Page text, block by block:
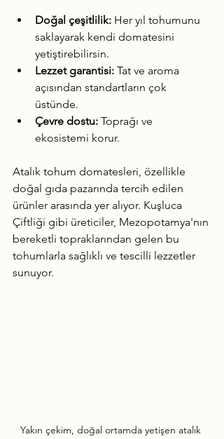
Doğal çeşitlilik: Her yıl tohumunu
saklayarak kendi domatesini
yetiştirebilirsin.
Lezzet garantisi: Tat ve aroma
açısından standartların çok
üstünde.
Çevre dostu: Toprağı ve
ekosistemi korur.
Atalık tohum domatesleri, özellikle
doğal gıda pazarında tercih edilen
ürünler arasında yer alıyor. Kuşluca
Çiftliği gibi üreticiler, Mezopotamya'nın
bereketli topraklarından gelen bu
tohumlarla sağlıklı ve tescilli lezzetler
sunuyor.
Yakın çekim, doğal ortamda yetişen atalık